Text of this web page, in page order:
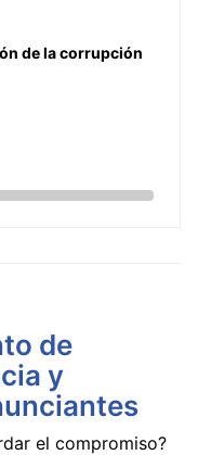
de la corrupción
de
y
el compromiso?